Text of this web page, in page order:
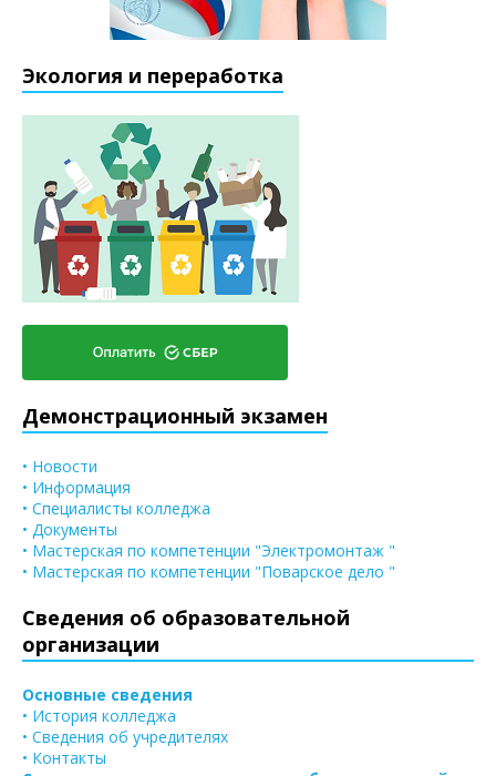
Экология и переработка
Демонстрационный экзамен
• Новости
• Информация
• Специалисты колледжа
• Документы
• Мастерская по компетенции "Электромонтаж "
• Мастерская по компетенции "Поварское дело "
Сведения об образовательной
организации
Основные сведения
• История колледжа
• Сведения об учредителях
• Контакты